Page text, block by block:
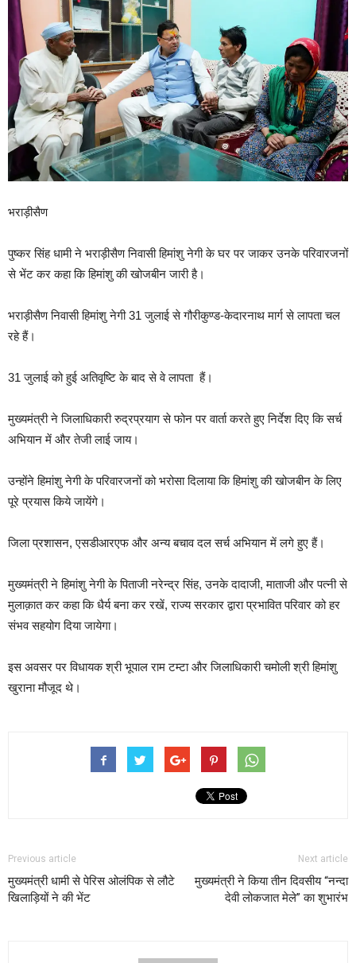
भराड़ीसैण
पुष्कर सिंह धामी ने भराड़ीसैण निवासी हिमांशु नेगी के घर पर जाकर उनके परिवारजनों
से भेंट कर कहा कि हिमांशु की खोजबीन जारी है।
भराड़ीसैण निवासी हिमांशु नेगी 31 जुलाई से गौरीकुण्ड-केदारनाथ मार्ग से लापता चल
रहे हैं।
31 जुलाई को हुई अतिवृष्टि के बाद से वे लापता हैं।
मुख्यमंत्री ने जिलाधिकारी रुद्रप्रयाग से फोन पर वार्ता करते हुए निर्देश दिए कि सर्च
अभियान में और तेजी लाई जाय।
उन्होंने हिमांशु नेगी के परिवारजनों को भरोसा दिलाया कि हिमांशु की खोजबीन के लिए
पूरे प्रयास किये जायेंगे।
जिला प्रशासन, एसडीआरएफ और अन्य बचाव दल सर्च अभियान में लगे हुए हैं।
मुख्यमंत्री ने हिमांशु नेगी के पिताजी नरेन्द्र सिंह, उनके दादाजी, माताजी और पत्नी से
मुलाक़ात कर कहा कि धैर्य बना कर रखें, राज्य सरकार द्वारा प्रभावित परिवार को हर
संभव सहयोग दिया जायेगा।
इस अवसर पर विधायक श्री भूपाल राम टम्टा और जिलाधिकारी चमोली श्री हिमांशु
खुराना मौजूद थे।
Previous article
मुख्यमंत्री धामी से पेरिस ओलंपिक से लौटे
खिलाड़ियों ने की भेंट
Next article
मुख्यमंत्री ने किया तीन दिवसीय “नन्दा
देवी लोकजात मेले” का शुभारंभ